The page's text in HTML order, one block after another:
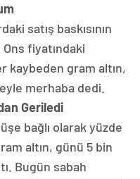
satış baskısının
fiyatındaki
kaybeden gram altın,
merhaba dedi.
Geriledi
bağlı olarak yüzde
altın, günü 5 bin
Bugün sabah